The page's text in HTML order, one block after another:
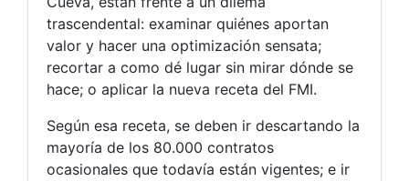
trascendental: examinar quiénes aportan
valor y hacer una optimización sensata;
recortar a como dé lugar sin mirar dónde se
hace; o aplicar la nueva receta del FMI.
Según esa receta, se deben ir descartando la
mayoría de los 80.000 contratos
ocasionales que todavía están vigentes; e ir